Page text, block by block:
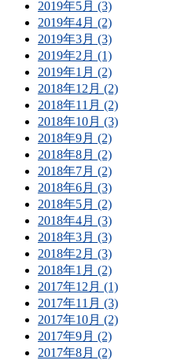
2019年5月 (3)
2019年4月 (2)
2019年3月 (3)
2019年2月 (1)
2019年1月 (2)
2018年12月 (2)
2018年11月 (2)
2018年10月 (3)
2018年9月 (2)
2018年8月 (2)
2018年7月 (2)
2018年6月 (3)
2018年5月 (2)
2018年4月 (3)
2018年3月 (3)
2018年2月 (3)
2018年1月 (2)
2017年12月 (1)
2017年11月 (3)
2017年10月 (2)
2017年9月 (2)
2017年8月 (2)